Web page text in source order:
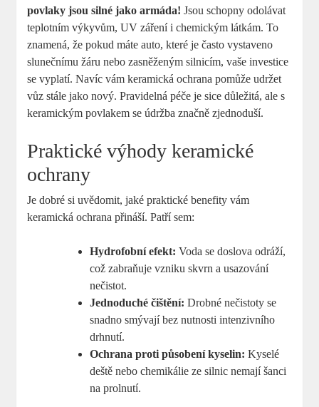
povlaky jsou silné jako armáda! Jsou schopny odolávat
teplotním výkyvům, UV záření i chemickým látkám. To
znamená, že pokud máte auto, které je často vystaveno
slunečnímu žáru nebo zasněženým silnicím, vaše investice
se vyplatí. Navíc vám keramická ochrana pomůže udržet
vůz stále jako nový. Pravidelná péče je sice důležitá, ale s
keramickým povlakem se údržba značně zjednoduší.
Praktické výhody keramické
ochrany
Je dobré si uvědomit, jaké praktické benefity vám
keramická ochrana přináší. Patří sem:
Hydrofobní efekt: Voda se doslova odráží,
což zabraňuje vzniku skvrn a usazování
nečistot.
Jednoduché čištění: Drobné nečistoty se
snadno smývají bez nutnosti intenzivního
drhnutí.
Ochrana proti působení kyselin: Kyselé
deště nebo chemikálie ze silnic nemají šanci
na prolnutí.